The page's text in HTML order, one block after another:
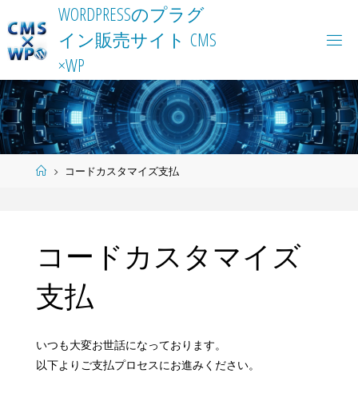
to
content
WORDPRESSのプラ グ
イ ン販売サイ ト CMS
×WP
Homeコードカスタマイズ支払
コードカスタマイズ
支払
いつも大変お世話になっております。
以下よりご支払プロセスにお進みください。